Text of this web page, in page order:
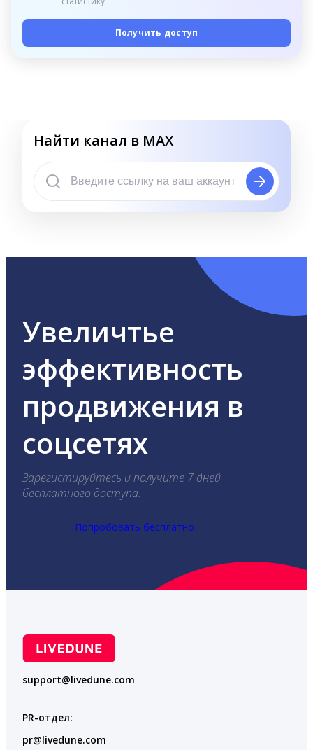
Получить доступ
Найти канал в MAX
Увеличтье
эффективность
продвижения в
соцсетях
Зарегистируйтесь и получите 7 дней
бесплатного доступа.
Попробовать бесплатно
support@livedune.com
PR-отдел:
pr@livedune.com